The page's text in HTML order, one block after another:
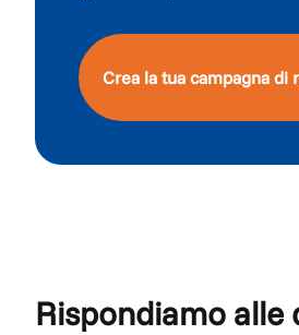
Crea la tua campagna di
Rispondiamo alle